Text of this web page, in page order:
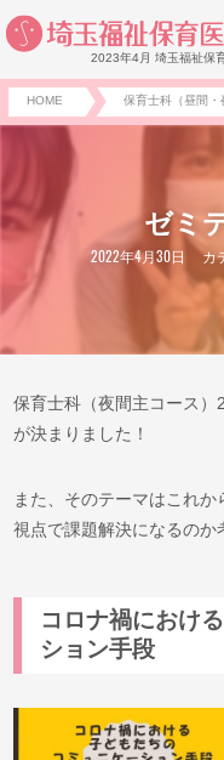
2023年4月 埼玉福祉保
HOME 保育士科（昼間・
ゼミ
2022年4月30日 カ
保育士科（夜間主コース
が決まりました！
また、そのテーマはこれ
視点で課題解決になるのか
コロナ禍におけ
ション手段